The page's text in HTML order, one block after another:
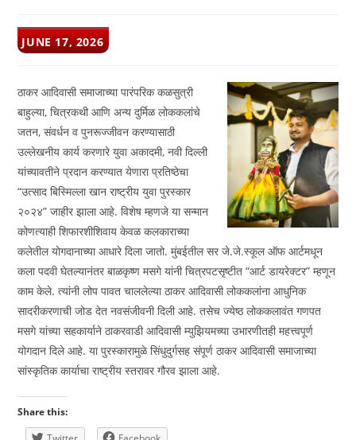
POST
PUBLISHED:
JUNE 17, 2026
ठाकर आदिवासी समाजाच्या पारंपरिक कळसुत्री
बाहुल्या, चित्रकथी आणि अन्य दुर्मिळ लोककलांचे
जतन, संवर्धन व पुनरूज्जीवन करण्यासाठी
उल्लेखनीय कार्य करणारे युवा अकादमी, नवी दिल्ली
यांच्यावतीने प्रदान करण्यात येणारा प्रतिष्ठेचा
“उत्साद बिस्मिल्ला खान राष्ट्रीय युवा पुरस्कार
२०२४” जाहीर झाला आहे. विशेष म्हणजे या सन्मान
कोणत्याही शिफारशीशिवाय केवळ कलकाराच्या
कलेतील योगदानाच्या आधारे दिला जातो. मुंबईतील सर जे.जे.स्कूल ऑफ आर्टमधून
कला पदवी घेतल्यानंतर बाळकृष्ण मसगे यांनी चित्रपटसृष्टीत “आर्ट डायरेक्टर” म्हणून
काम केले. त्यांनी लोप पावत चाललेल्या ठाकर आदिवासी लोककलांना आधुनिक
सादरीकरणाची जोड देत नवसंजीवनी दिली आहे. तसेच ज्येष्ठ लोककलावंत गणपत
मसगे यांच्या सहकार्याने ठाकरवाडी आदिवासी म्युझियमच्या उभारणीतही महत्त्वपूर्ण
योगदान दिले आहे. या पुरस्कारामुळे सिंधुदुर्गसह संपूर्ण ठाकर आदिवासी समाजाच्या
सांस्कृतिक कार्याचा राष्ट्रीय स्तरावर गौरव झाला आहे.
Share this: